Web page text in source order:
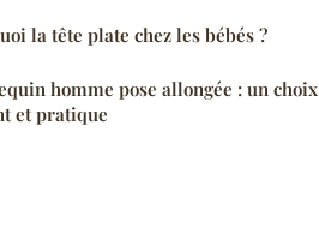
la tête plate chez les bébés ?
homme pose allongée : un choix
et pratique